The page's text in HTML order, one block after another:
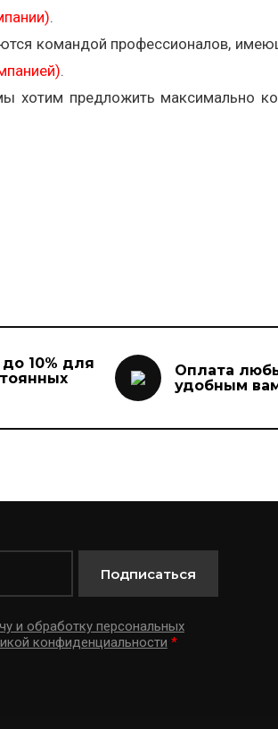
.
командой профессионалов,
.
хотим предложить максимально
10% для
Оплата
удобным
и обработку персональных
конфиденциальности *
Подписаться